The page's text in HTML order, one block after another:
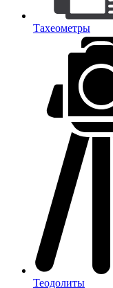
Тахеометры
Теодолиты